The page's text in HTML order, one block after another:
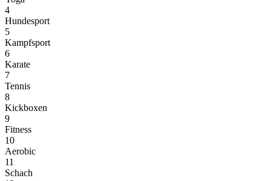
4
Hundesport
5
Kampfsport
6
Karate
7
Tennis
8
Kickboxen
9
Fitness
10
Aerobic
11
Schach